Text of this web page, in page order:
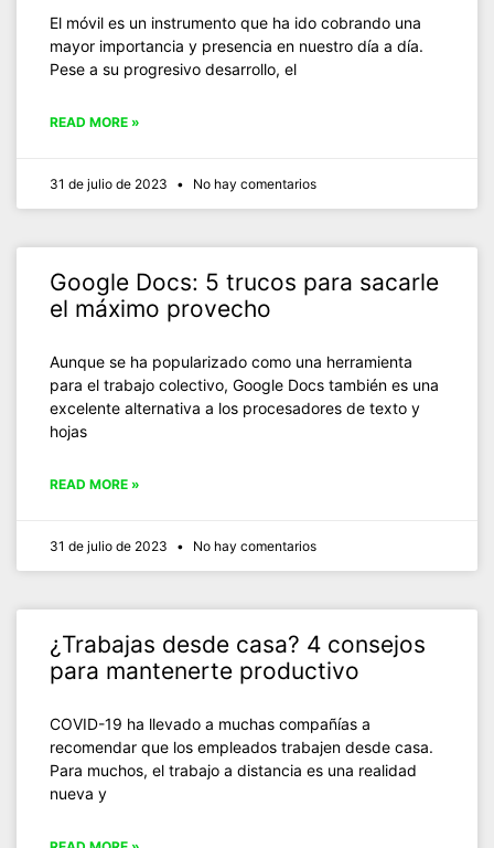
El móvil es un instrumento que ha ido cobrando una
mayor importancia y presencia en nuestro día a día.
Pese a su progresivo desarrollo, el
READ MORE »
31 de julio de 2023 No hay comentarios
Google Docs: 5 trucos para sacarle
el máximo provecho
Aunque se ha popularizado como una herramienta
para el trabajo colectivo, Google Docs también es una
excelente alternativa a los procesadores de texto y
hojas
READ MORE »
31 de julio de 2023 No hay comentarios
¿Trabajas desde casa? 4 consejos
para mantenerte productivo
COVID-19 ha llevado a muchas compañías a
recomendar que los empleados trabajen desde casa.
Para muchos, el trabajo a distancia es una realidad
nueva y